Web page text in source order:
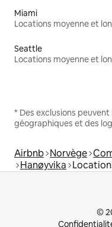
Miami
Seattle
* Des exclusions
géographiques et des
Airbnb Norvège
Hanøyvika
©